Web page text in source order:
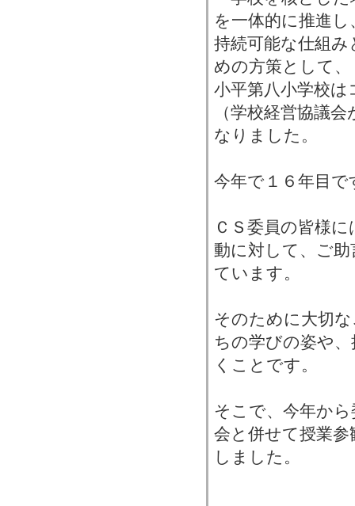
を一体的に推進し
持続可能な仕組
めの方策として、
小平第八小学校
（学校経営協議
なりました。
今年で１６年目で
ＣＳ委員の皆様
動に対して、ご
ています。
そのために大切
ちの学びの姿や
くことです。
そこで、今年か
会と併せて授業
しました。